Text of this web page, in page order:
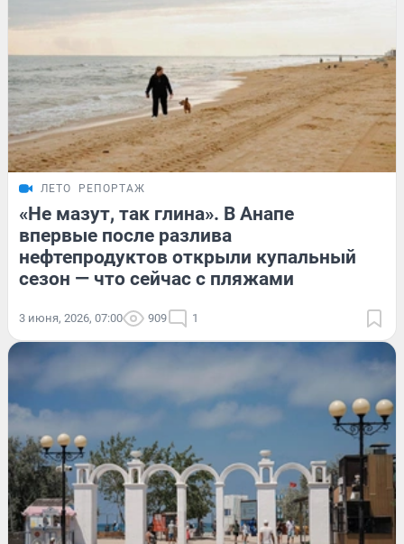
ЛЕТО РЕПОРТАЖ
«Не мазут, так глина». В Анапе
впервые после разлива
нефтепродуктов открыли купальный
сезон — что сейчас с пляжами
3 июня, 2026, 07:00 909 1